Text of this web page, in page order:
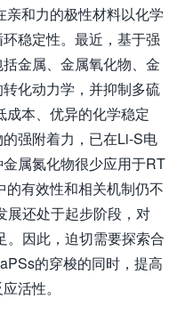
亲和力的极性材料以化学
稳定性。最近，基于强
金属、金属氧化物、金
化动力学，并抑制多硫
成本、优异的化学稳定
强附着力，已在Li-S电
属氮化物很少应用于RT
有效性和相关机制仍不
展还处于起步阶段，对
。因此，迫切需要探索合
的穿梭的同时，提高
活性。